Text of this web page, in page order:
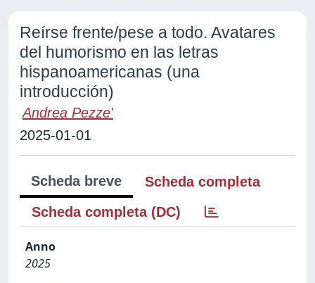
Reírse frente/pese a todo. Avatares
del humorismo en las letras
hispanoamericanas (una
introducción)
Andrea Pezze'
2025-01-01
Scheda breve
Scheda completa
Scheda completa (DC)
Anno
2025